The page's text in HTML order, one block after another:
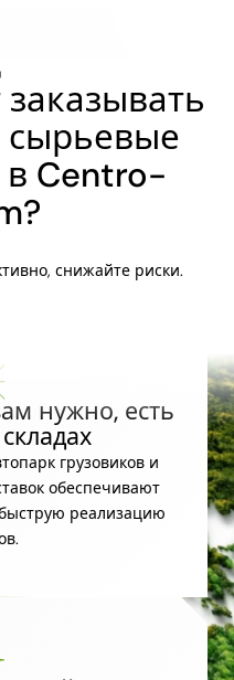
сырьевые
Centro-
снижайте риски.
нужно, есть
грузовиков и
обеспечивают
реализацию